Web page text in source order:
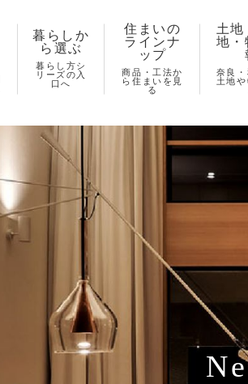
暮らしか
ら選ぶ
暮らし方シ
リーズの入
口へ
住まいの
ラインナ
ップ
商品・工法か
ら住まいを見
る
土地
地・
奈良
土地や